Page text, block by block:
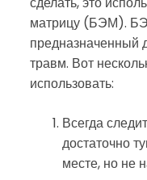
матрицу (БЭМ).
предназначенный
травм. Вот
использовать:
Всегда
достаточно
месте, но не